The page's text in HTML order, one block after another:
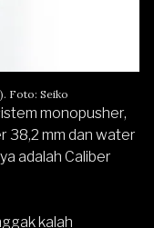
Foto: Seiko
monopusher,
38,2 mm dan water
adalah Caliber
kalah